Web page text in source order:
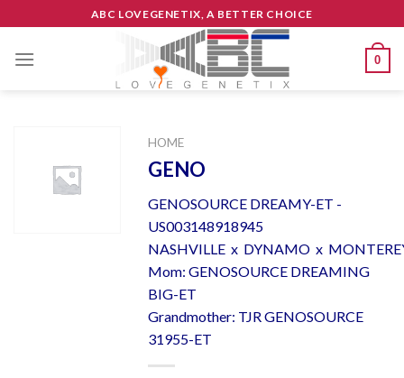
to
content
ABC LOVEGENETIX, A BETTER CHOICE
0
HOME
GENO
GENOSOURCE DREAMY-ET -
US003148918945
NASHVILLE x DYNAMO x
Mom: GENOSOURCE DREAMING
BIG-ET
Grandmother: TJR GENOSOURCE
31955-ET